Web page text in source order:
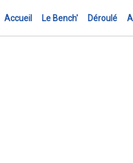
Accueil Le Bench' Déroulé